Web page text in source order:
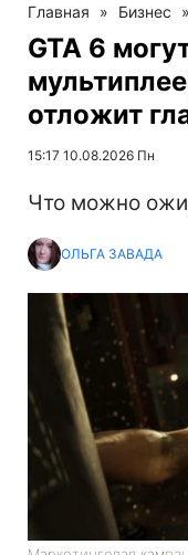
Главная » Бизнес »
GTA 6
отложит
15:17 10.08.2026 Пн
Что можно
ОЛЬГА ЗАВАДА